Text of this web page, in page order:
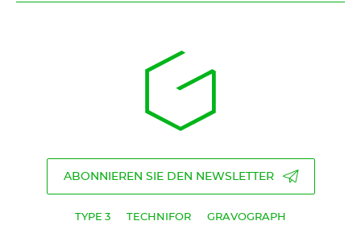
ABONNIEREN SIE DEN NEWSLETTER
TYPE 3 TECHNIFOR GRAVOGRAPH